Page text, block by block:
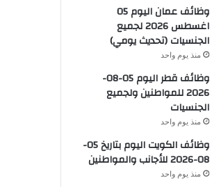
وظائف عمان اليوم 05
اغسطس 2026 لجميع
الجنسيات (تحديث يومي)
منذ يوم واحد
وظائف قطر اليوم 05-08-
2026 للمواطنين ولجميع
الجنسيات
منذ يوم واحد
وظائف الكويت اليوم بتاريخ 05-
08-2026 للأجانب والمواطنين
منذ يوم واحد